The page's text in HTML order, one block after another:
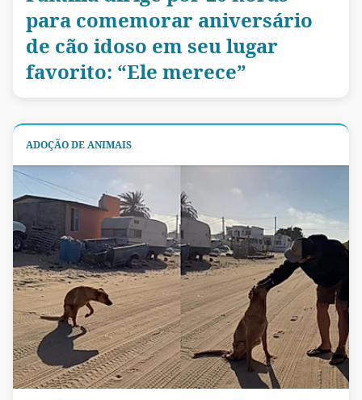
para comemorar aniversário
de cão idoso em seu lugar
favorito: “Ele merece”
ADOÇÃO DE ANIMAIS